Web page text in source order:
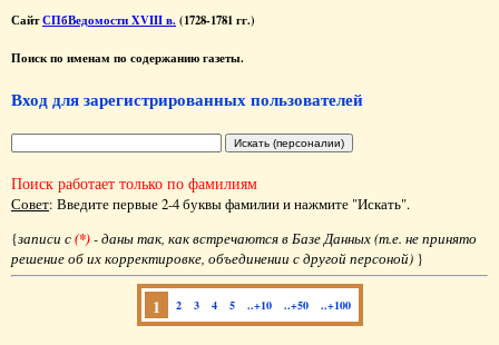
СайтСПбВедомости XVIII в. (1728-1781 гг.)
Поиск по именам по содержанию газеты.
Вход для зарегистрированных пользователей
Поиск работает только по фамилиям
Совет: Введите первые 2-4 буквы фамилии и нажмите "Искать".
{записи с(*)- даны так, как встречаются в Базе Данных (т.е. не принято
решение об их корректировке, объединении с другой персоной) }
1 2 3 4 5 ..+10 ..+50 ..+100